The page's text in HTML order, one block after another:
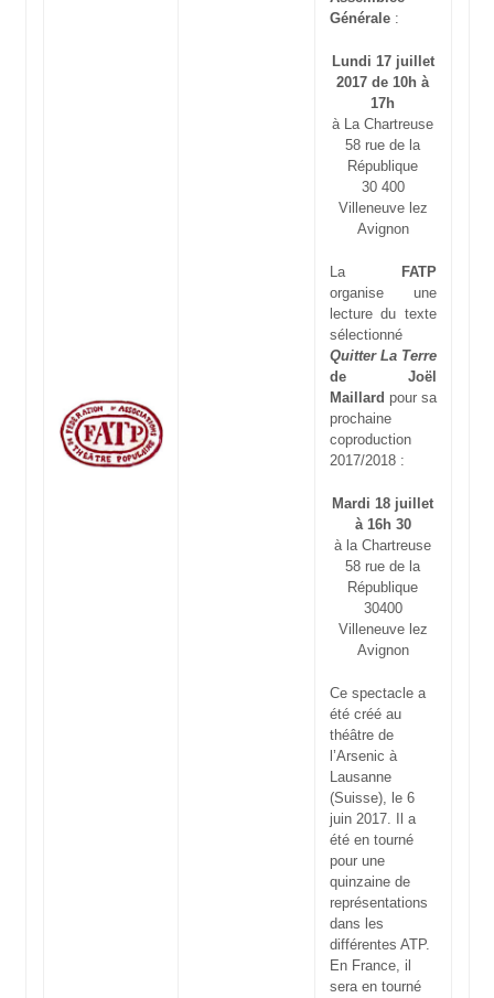
Générale:
Lundi 17 juillet
2017 de 10h à
17h
à La Chartreuse
58 rue de la
République
30 400
Villeneuve lez
Avignon
La
FATP
organise une
lecture du texte
sélectionné
Quitter La Terre
de Joël
Maillard pour sa
prochaine
coproduction
2017/2018 :
Mardi 18 juillet
à 16h 30
à la Chartreuse
58 rue de la
République
30400
Villeneuve lez
Avignon
Ce spectacle a
été créé au
théâtre de
l’Arsenic à
Lausanne
(Suisse), le 6
juin 2017. Il a
été en tourné
pour une
quinzaine de
représentations
dans les
différentes ATP.
En France, il
sera en tourné